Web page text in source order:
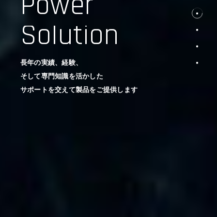
Solution
長年の実績、経験、
そして専門知識を活かした
サポートを交えて製品をご提供します